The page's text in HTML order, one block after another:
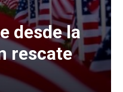
desde la
rescate